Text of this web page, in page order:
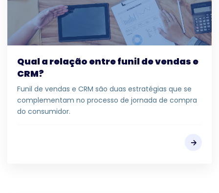
Qual a relação entre funil de vendas e
CRM?
Funil de vendas e CRM são duas estratégias que se
complementam no processo de jornada de compra
do consumidor.